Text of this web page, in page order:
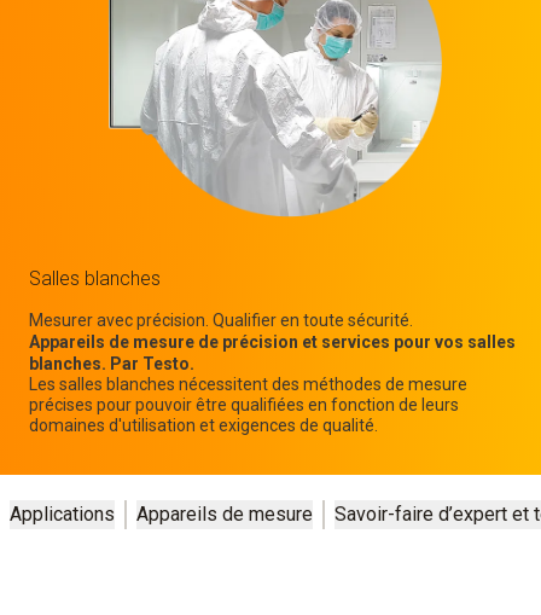
Salles blanches
Mesurer avec précision. Qualifier en toute sécurité.
Appareils de mesure de précision et services pour vos salles
blanches. Par Testo.
Les salles blanches nécessitent des méthodes de mesure
précises pour pouvoir être qualifiées en fonction de leurs
domaines d'utilisation et exigences de qualité.
Applications Appareils de mesure Savoir-faire d’expert et